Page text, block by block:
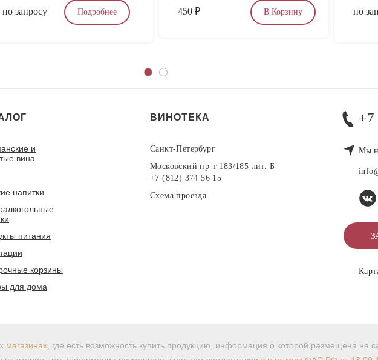
по запросу Подробнее 450 ₽ В Корзину по
и
вина
напитки
питания
корзины
для дома
ВИНОТЕКА
Санкт-Петербург
Московский пр-т 183/185 лит. Б
+7 (812) 374 56 15
Схема проезда
+7
Мы
магазинах, где есть возможность купить продукцию, информация о которой размещена на